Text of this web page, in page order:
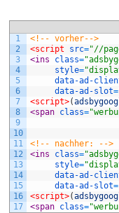
1
2
3
4
5
6
7
8
9
10
11
12
13
14
15
16
17
<!-- vorher-->
<script src="//
<ins class=
style=
data-ad-
data-ad-slot=
<script>(
<span class=
<!-- nachher: -->
<ins class=
style=
data-ad-
data-ad-slot=
<script>(
<span class=